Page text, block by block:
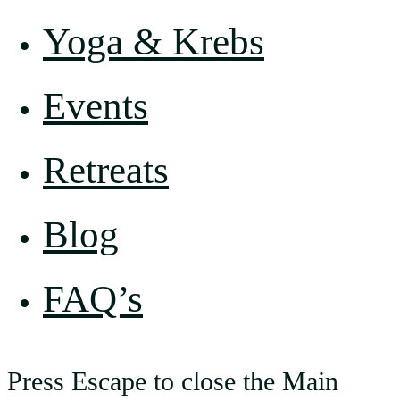
Yoga & Krebs
Events
Retreats
Blog
FAQ’s
Press Escape to close the Main